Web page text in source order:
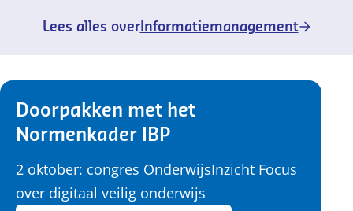
Lees alles overInformatiemanagement
Doorpakken met het
Normenkader IBP
2 oktober: congres OnderwijsInzicht Focus
over digitaal veilig onderwijs